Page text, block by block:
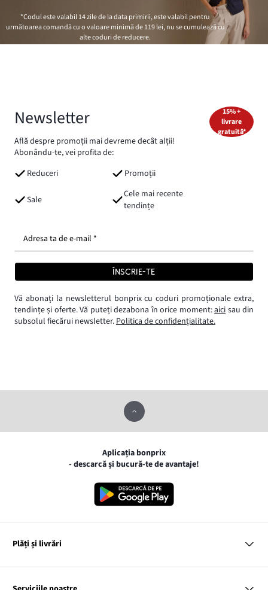
*Codul este valabil 14 zile de la data primirii, este valabil pentru
următoarea comandă cu o valoare minimă de119 lei, nu se cumulează cu
alte coduri de reducere.
Newsletter
Află despre promoții mai devreme decât alții!
Abonându-te, vei profita de:
Reduceri
Promoții
Sale
Cele mai recente
tendințe
15% +
livrare
gratuită*
Adresa ta de e-mail *
ÎNSCRIE-TE
Vă abonați la newsletterul bonprix cu coduri promoționale extra,
tendințe și oferte. Vă puteți dezabona în orice moment:aici sau din
subsolul fiecărui newsletter. Politica de confidențialitate.
Aplicația bonprix
- descarcă și bucură-te de avantaje!
Plăți și livrări